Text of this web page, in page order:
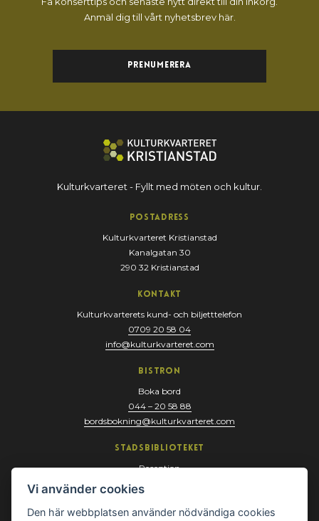
Anmäl dig till vårt nyhetsbrev här.
Prenumerera
Kulturkvarteret - Fyllt med möten och kultur.
Postadress
Kulturkvarteret Kristianstad
Kanalgatan 30
290 32 Kristianstad
Kontakt
Kulturkvarterets kund- och biljetttelefon
0709 20 58 04
info@kulturkvarteret.com
Bistron
Boka bord
044 – 20 58 88
bordsbokning@kulturkvarteret.com
Stadsbiblioteket
Reception
044 – 13 67 10
biblioteket@kristianstad.se
Vi använder cookies
Den här webbplatsen använder nödvändiga cookies